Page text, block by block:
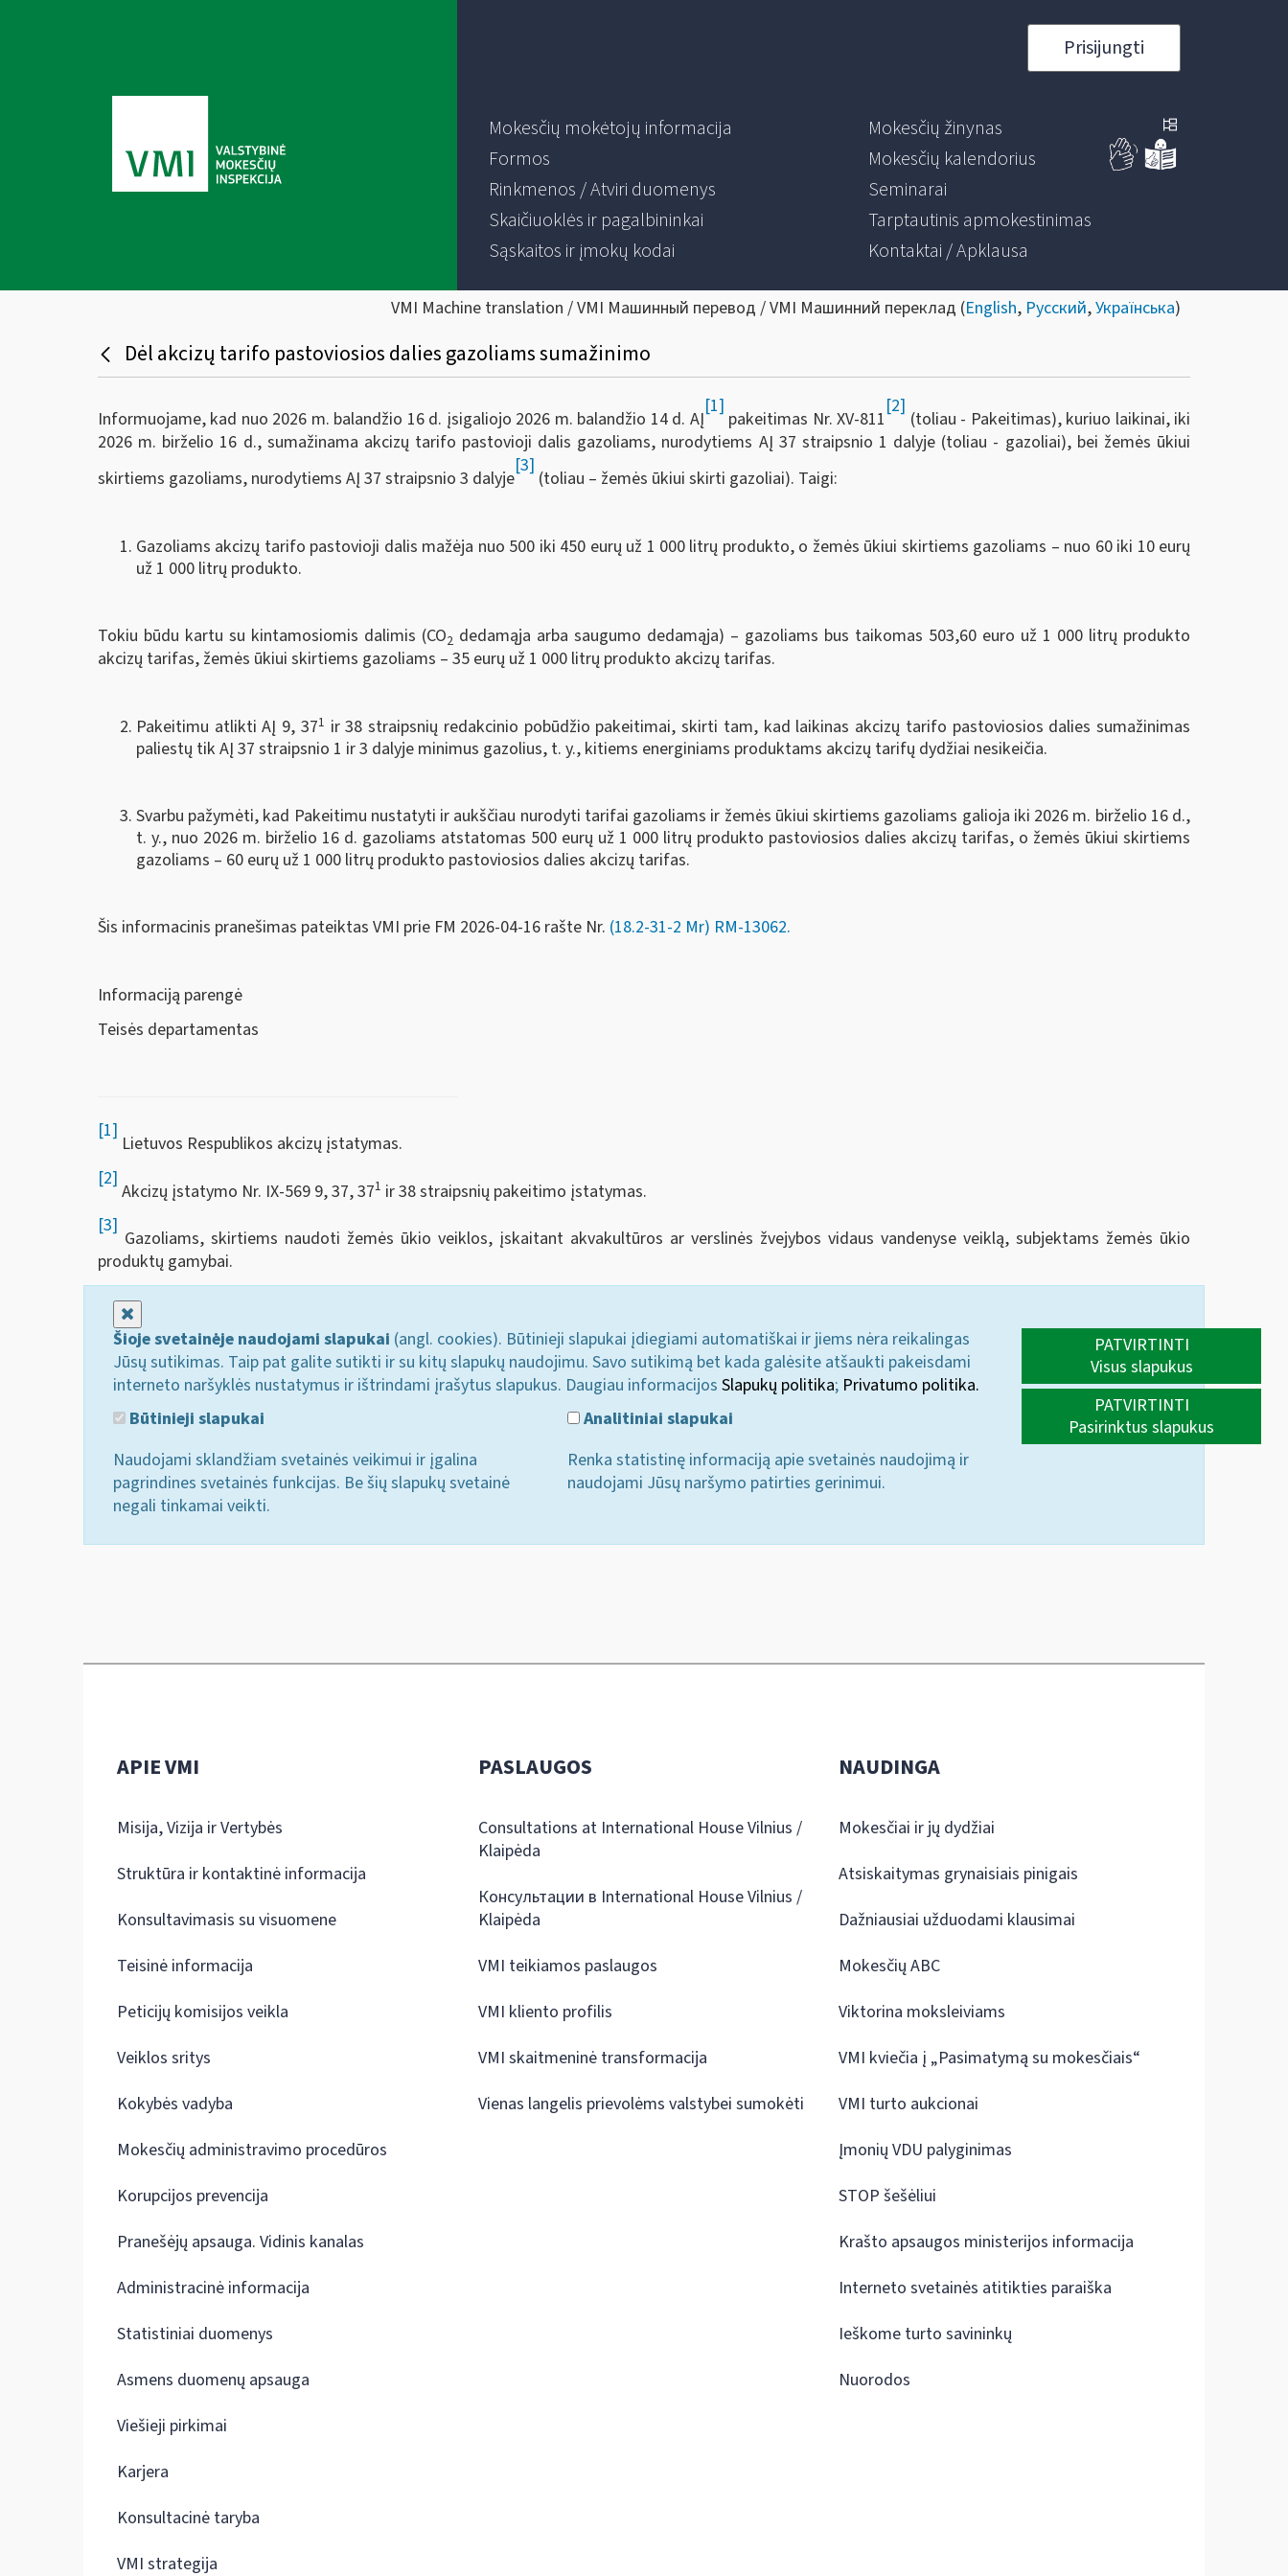
Prisijungti
Mokesčių mokėtojų informacija
Formos
Rinkmenos / Atviri duomenys
Skaičiuoklės ir pagalbininkai
Sąskaitos ir įmokų kodai
Mokesčių žinynas
Mokesčių kalendorius
Seminarai
Tarptautinis apmokestinimas
Kontaktai / Apklausa
VMI Machine translation / VMI Машинный перевод / VMI Машинний переклад (English, Русский,Українська)
Dėl akcizų tarifo pastoviosios dalies gazoliams sumažinimo
Informuojame, kad nuo 2026 m. balandžio 16 d. įsigaliojo 2026 m. balandžio 14 d. AĮ
[1]
pakeitimas Nr. XV-811
[2]
(toliau - Pakeitimas), kuriuo laikinai, iki
2026 m. birželio 16 d., sumažinama akcizų tarifo pastovioji dalis gazoliams, nurodytiems AĮ 37 straipsnio 1 dalyje (toliau - gazoliai), bei žemės ūkiui
skirtiems gazoliams, nurodytiems AĮ 37 straipsnio 3 dalyje
[3]
(toliau – žemės ūkiui skirti gazoliai). Taigi:
Gazoliams akcizų tarifo pastovioji dalis mažėja nuo 500 iki 450 eurų už 1 000 litrų produkto, o žemės ūkiui skirtiems gazoliams – nuo 60 iki 10 eurų
už 1 000 litrų produkto.
Tokiu būdu kartu su kintamosiomis dalimis (CO2 dedamąja arba saugumo dedamąja) – gazoliams bus taikomas 503,60 euro už 1 000 litrų produkto
akcizų tarifas, žemės ūkiui skirtiems gazoliams – 35 eurų už 1 000 litrų produkto akcizų tarifas.
Pakeitimu atlikti AĮ 9, 371 ir 38 straipsnių redakcinio pobūdžio pakeitimai, skirti tam, kad laikinas akcizų tarifo pastoviosios dalies sumažinimas
paliestų tik AĮ 37 straipsnio 1 ir 3 dalyje minimus gazolius, t. y., kitiems energiniams produktams akcizų tarifų dydžiai nesikeičia.
Svarbu pažymėti, kad Pakeitimu nustatyti ir aukščiau nurodyti tarifai gazoliams ir žemės ūkiui skirtiems gazoliams galioja iki 2026 m. birželio 16 d.,
t. y., nuo 2026 m. birželio 16 d. gazoliams atstatomas 500 eurų už 1 000 litrų produkto pastoviosios dalies akcizų tarifas, o žemės ūkiui skirtiems
gazoliams – 60 eurų už 1 000 litrų produkto pastoviosios dalies akcizų tarifas.
Šis informacinis pranešimas pateiktas VMI prie FM 2026-04-16 rašte Nr. (18.2-31-2 Mr) RM-13062.
Informaciją parengė
Teisės departamentas
[1]
Lietuvos Respublikos akcizų įstatymas.
[2]
Akcizų įstatymo Nr. IX-569 9, 37, 371 ir 38 straipsnių pakeitimo įstatymas.
[3]
Gazoliams, skirtiems naudoti žemės ūkio veiklos, įskaitant akvakultūros ar verslinės žvejybos vidaus vandenyse veiklą, subjektams žemės ūkio
produktų gamybai.
Šioje svetainėje naudojami slapukai (angl. cookies). Būtinieji slapukai įdiegiami automatiškai ir jiems nėra reikalingas
Jūsų sutikimas. Taip pat galite sutikti ir su kitų slapukų naudojimu. Savo sutikimą bet kada galėsite atšaukti pakeisdami
interneto naršyklės nustatymus ir ištrindami įrašytus slapukus. Daugiau informacijos Slapukų politika; Privatumo politika.
Būtinieji slapukai
Naudojami sklandžiam svetainės veikimui ir įgalina
pagrindines svetainės funkcijas. Be šių slapukų svetainė
negali tinkamai veikti.
Analitiniai slapukai
Renka statistinę informaciją apie svetainės naudojimą ir
naudojami Jūsų naršymo patirties gerinimui.
PATVIRTINTI
Visus slapukus
PATVIRTINTI
Pasirinktus slapukus
APIE VMI
Misija, Vizija ir Vertybės
Struktūra ir kontaktinė informacija
Konsultavimasis su visuomene
Teisinė informacija
Peticijų komisijos veikla
Veiklos sritys
Kokybės vadyba
Mokesčių administravimo procedūros
Korupcijos prevencija
Pranešėjų apsauga. Vidinis kanalas
Administracinė informacija
Statistiniai duomenys
Asmens duomenų apsauga
Viešieji pirkimai
Karjera
Konsultacinė taryba
VMI strategija
PASLAUGOS
Consultations at International House Vilnius /
Klaipėda
Консультации в International House Vilnius /
Klaipėda
VMI teikiamos paslaugos
VMI kliento profilis
VMI skaitmeninė transformacija
Vienas langelis prievolėms valstybei sumokėti
NAUDINGA
Mokesčiai ir jų dydžiai
Atsiskaitymas grynaisiais pinigais
Dažniausiai užduodami klausimai
Mokesčių ABC
Viktorina moksleiviams
VMI kviečia į „Pasimatymą su mokesčiais“
VMI turto aukcionai
Įmonių VDU palyginimas
STOP šešėliui
Krašto apsaugos ministerijos informacija
Interneto svetainės atitikties paraiška
Ieškome turto savininkų
Nuorodos